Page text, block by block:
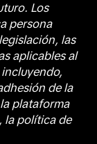
Los
persona
las
aplicables al
de la
plataforma
la política de